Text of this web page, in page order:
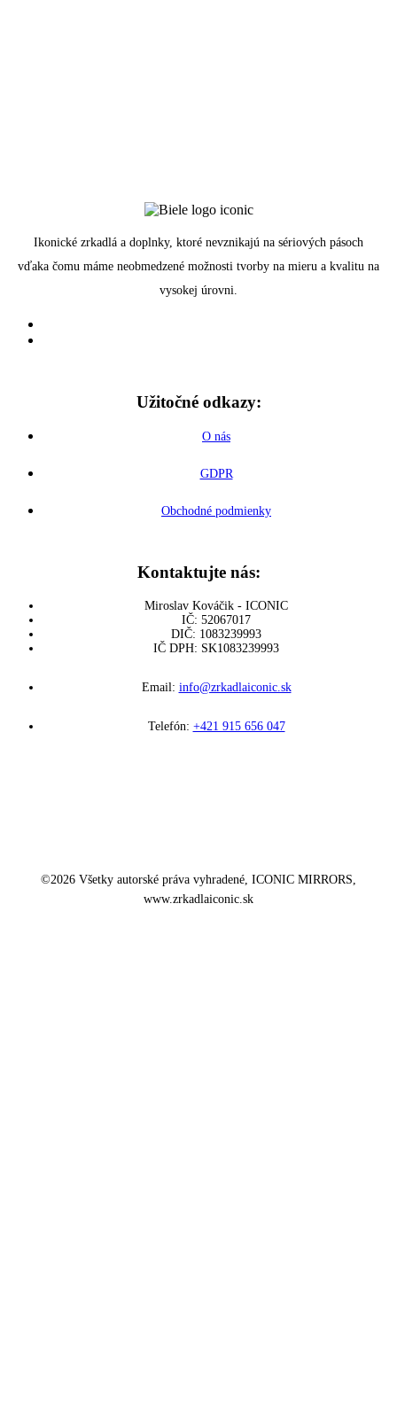
Ikonické zrkadlá a doplnky, ktoré nevznikajú na sériových pásoch
vďaka čomu máme neobmedzené možnosti tvorby na mieru a kvalitu na
vysokej úrovni.
Užitočné odkazy:
O nás
GDPR
Obchodné podmienky
Kontaktujte nás:
Miroslav Kováčik - ICONIC
IČ: 52067017
DIČ: 1083239993
IČ DPH: SK1083239993
Email: info@zrkadlaiconic.sk
Telefón: +421 915 656 047
©2026 Všetky autorské práva vyhradené, ICONIC MIRRORS,
www.zrkadlaiconic.sk